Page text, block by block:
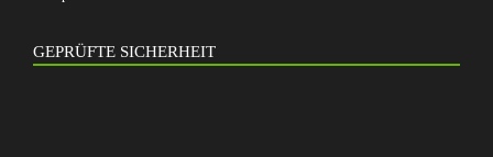
GEPRÜFTE SICHERHEIT